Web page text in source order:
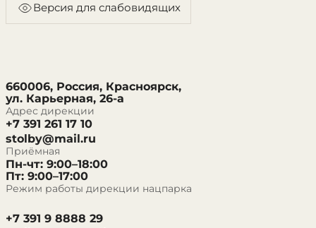
Версия для слабовидящих
660006, Россия, Красноярск,
ул. Карьерная, 26-а
Адрес дирекции
+7 391 261 17 10
stolby@mail.ru
Приёмная
Пн-чт: 9:00–18:00
Пт: 9:00–17:00
Режим работы дирекции нацпарка
+7 391 9 8888 29